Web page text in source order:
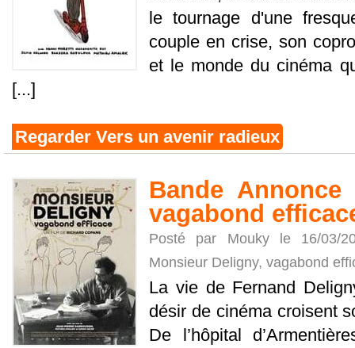
le tournage d'une
couple en crise, son
et le monde du cinéma
[...]
Regarder Vers un avenir radieux
Bande
vagabond
Posté par Mouky le 16/03/
Monsieur Deligny, vagabond
La vie de Fernand
désir de cinéma croisent
De l’hôpital